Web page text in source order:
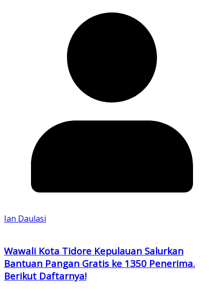
Ian Daulasi
Wawali Kota Tidore Kepulauan Salurkan
Bantuan Pangan Gratis ke 1350 Penerima.
Berikut Daftarnya!